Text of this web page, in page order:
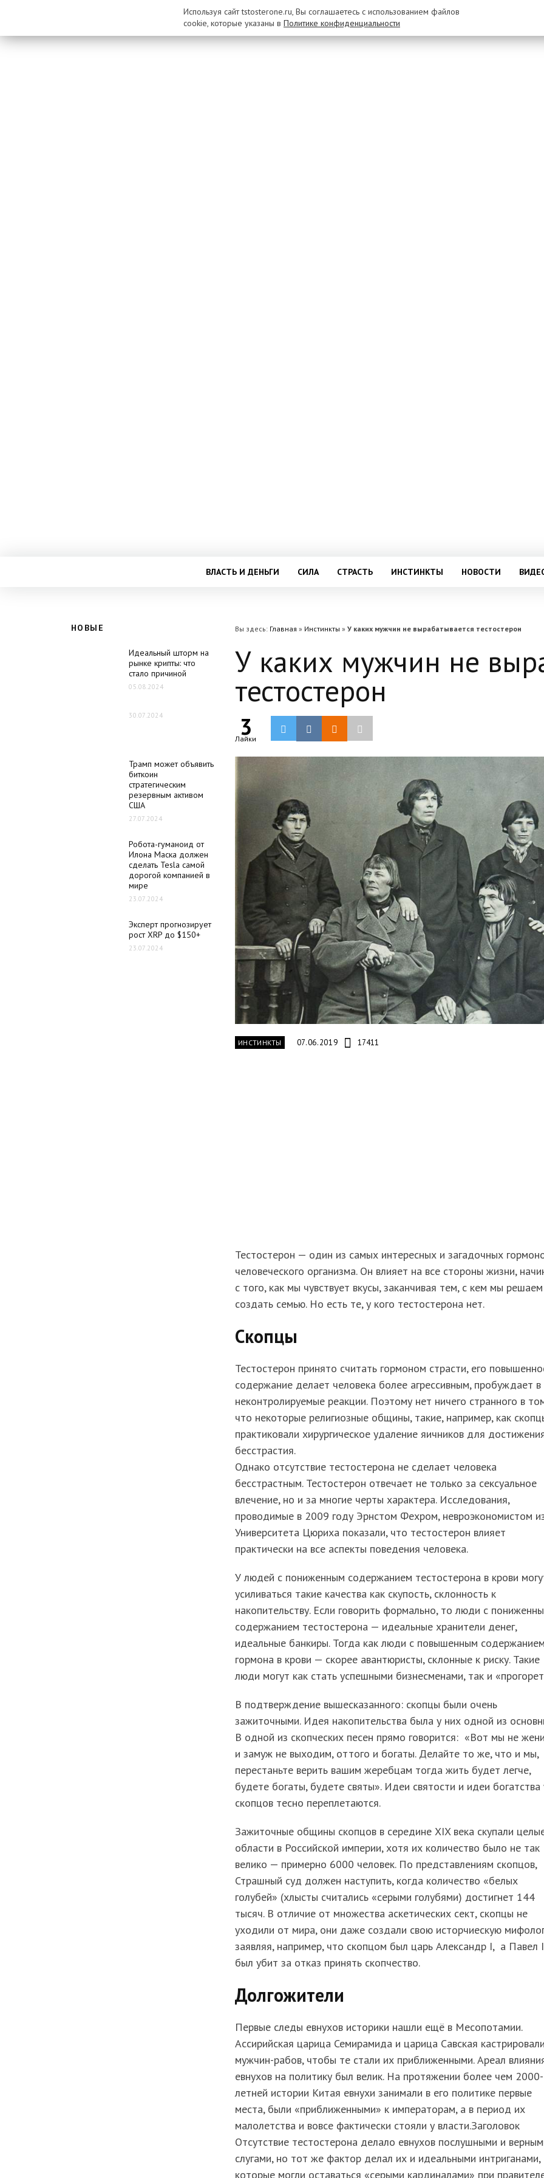
ВЛАСТЬ И ДЕНЬГИ СИЛА СТРАСТЬ ИНСТИНКТЫ НОВОСТИ
НОВЫЕ
Идеальный шторм на
рынке крипты: что
стало причиной
05.08.2024
30.07.2024
Трамп может объявить
биткоин
стратегическим
резервным активом
США
27.07.2024
Робота-гуманоид от
Илона Маска должен
сделать Tesla самой
дорогой компанией в
мире
23.07.2024
Эксперт прогнозирует
рост XRP до $150+
23.07.2024
Вы здесь: Главная » Инстинкты » У каких мужчин не вырабатывается тестостерон
У каких мужчин не
тестостерон
3
Лайки
ИНСТИНКТЫ 07.06.2019 17411
Тестостерон — один из самых интересных и загадочных
человеческого организма. Он влияет на все стороны жизни,
с того, как мы чувствует вкусы, заканчивая тем, с кем мы решаем
создать семью. Но есть те, у кого тестостерона нет.
Скопцы
Тестостерон принято считать гормоном страсти, его
содержание делает человека более агрессивным, пробуждает
неконтролируемые реакции. Поэтому нет ничего странного в
что некоторые религиозные общины, такие, например, как
практиковали хирургическое удаление яичников для
бесстрастия.
Однако отсутствие тестостерона не сделает человека
бесстрастным. Тестостерон отвечает не только за сексуальное
влечение, но и за многие черты характера. Исследования,
проводимые в 2009 году Эрнстом Фехром, невроэкономистом
Университета Цюриха показали, что тестостерон влияет
практически на все аспекты поведения человека.
У людей с пониженным содержанием тестостерона в крови
усиливаться такие качества как скупость, склонность к
накопительству. Если говорить формально, то люди с
содержанием тестостерона — идеальные хранители денег,
идеальные банкиры. Тогда как люди с повышенным содержанием
гормона в крови — скорее авантюристы, склонные к риску. Такие
люди могут как стать успешными бизнесменами, так и
В подтверждение вышесказанного: скопцы были очень
зажиточными. Идея накопительства была у них одной из
В одной из скопческих песен прямо говорится: «Вот мы не
и замуж не выходим, оттого и богаты. Делайте то же, что и мы,
перестаньте верить вашим жеребцам тогда жить будет легче,
будете богаты, будете святы». Идеи святости и идеи богатства
скопцов тесно переплетаются.
Зажиточные общины скопцов в середине XIX века скупали
области в Российской империи, хотя их количество было не так
велико — примерно 6000 человек. По представлениям скопцов,
Страшный суд должен наступить, когда количество «белых
голубей» (хлысты считались «серыми голубями) достигнет 144
тысяч. В отличие от множества аскетических сект, скопцы не
уходили от мира, они даже создали свою исторчиескую
заявляя, например, что скопцом был царь Александр I, а Павел I
был убит за отказ принять скопчество.
Долгожители
Первые следы евнухов историки нашли ещё в Месопотамии.
Ассирийская царица Семирамида и царица Савская кастрировали
мужчин-рабов, чтобы те стали их приближенными. Ареал
евнухов на политику был велик. На протяжении более чем 2000-
летней истории Китая евнухи занимали в его политике первые
места, были «приближенными» к императорам, а в период их
малолетства и вовсе фактически стояли у власти.Заголовок
Отсутствие тестостерона делало евнухов послушными и
слугами, но тот же фактор делал их и идеальными интриганами,
которые могли оставаться «серыми кардиналами» при
Используя сайт tstosterone.ru, Вы соглашаетесь с использованием файлов
cookie, которые указаны в Политике конфиденциальности